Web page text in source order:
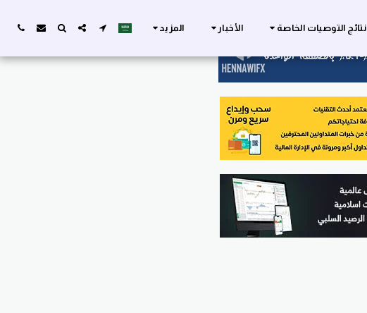
نتائج التوصيات الخاصة الأخبار المزيد